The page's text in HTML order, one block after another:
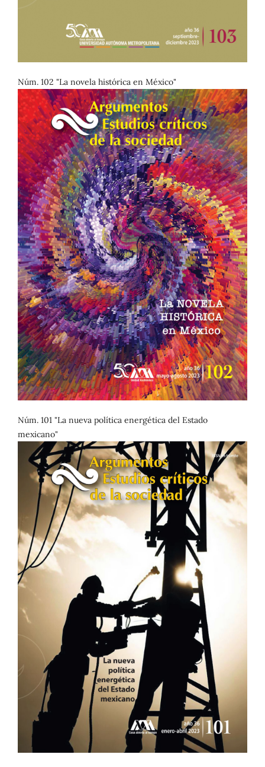
Núm. 102 "La novela histórica en México"
Núm. 101 "La nueva política energética del Estado
mexicano"